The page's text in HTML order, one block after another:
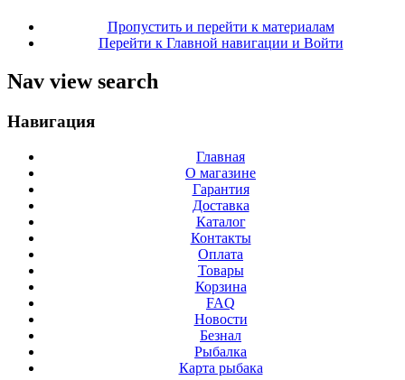
Пропустить и перейти к материалам
Перейти к Главной навигации и Войти
Nav view search
Навигация
Главная
О магазине
Гарантия
Доставка
Каталог
Контакты
Оплата
Товары
Корзина
FAQ
Новости
Безнал
Рыбалка
Карта рыбака